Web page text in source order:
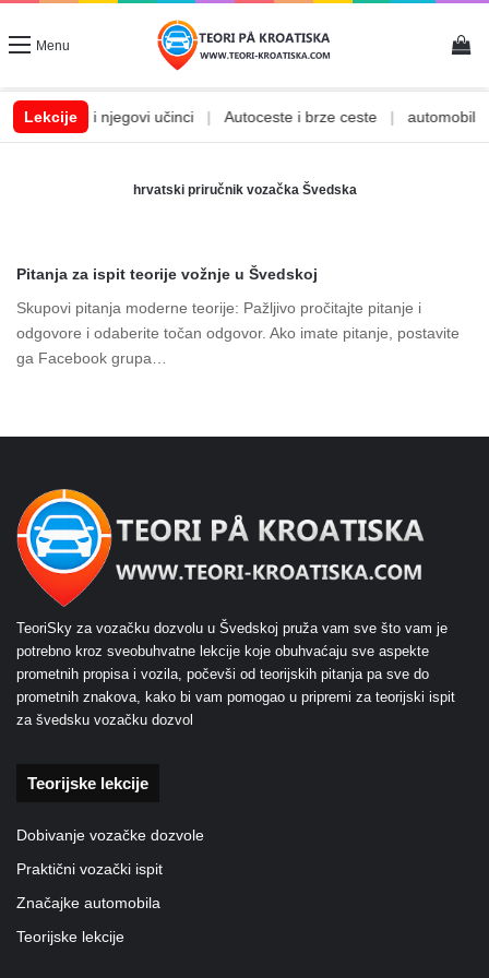
Menu
Lekcije
Alkohol i njegovi učinci Autoceste i brze ceste
hrvatski priručnik vozačka Švedska
Pitanja za ispit teorije vožnje u Švedskoj
Skupovi pitanja moderne teorije: Pažljivo pročitajte pitanje i
odgovore i odaberite točan odgovor. Ako imate pitanje, postavite
ga Facebook grupa…
TeoriSky za vozačku dozvolu u Švedskoj pruža vam sve što vam je
potrebno kroz sveobuhvatne lekcije koje obuhvaćaju sve aspekte
prometnih propisa i vozila, počevši od teorijskih pitanja pa sve do
prometnih znakova, kako bi vam pomogao u pripremi za teorijski ispit
za švedsku vozačku dozvol
Teorijske lekcije
Dobivanje vozačke dozvole
Praktični vozački ispit
Značajke automobila
Teorijske lekcije